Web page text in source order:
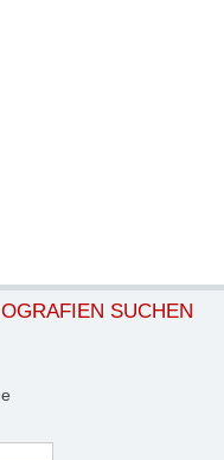
SUCHEN